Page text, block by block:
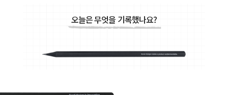
오늘은 무엇을 기록했나요?